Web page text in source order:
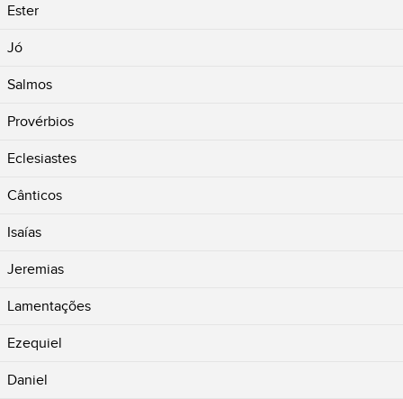
Ester
Jó
Salmos
Provérbios
Eclesiastes
Cânticos
Isaías
Jeremias
Lamentações
Ezequiel
Daniel